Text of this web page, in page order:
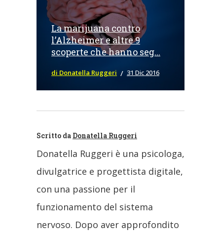
La marijuana contro
l’Alzheimer e altre 9
scoperte che hanno seg...
di Donatella Ruggeri 31 Dic 2016
Scritto da Donatella Ruggeri
Donatella Ruggeri è una psicologa,
divulgatrice e progettista digitale,
con una passione per il
funzionamento del sistema
nervoso. Dopo aver approfondito